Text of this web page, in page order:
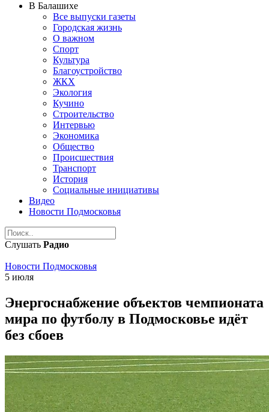
В Балашихе
Все выпуски газеты
Городская жизнь
О важном
Спорт
Культура
Благоустройство
ЖКХ
Экология
Кучино
Строительство
Интервью
Экономика
Общество
Происшествия
Транспорт
История
Социальные инициативы
Видео
Новости Подмосковья
Слушать Радио
Новости Подмосковья
5 июля
Энергоснабжение объектов чемпионата
мира по футболу в Подмосковье идёт
без сбоев